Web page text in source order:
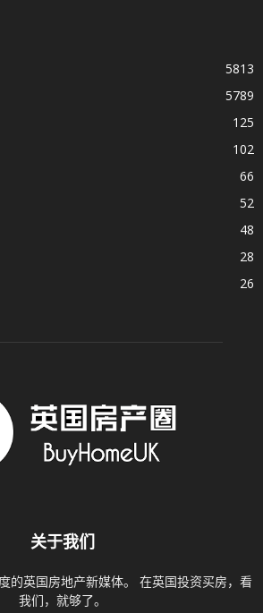
5813
5789
125
102
66
52
48
28
26
关于我们
的英国房地产新媒体。 在英国投资买房，看
我们，就够了。